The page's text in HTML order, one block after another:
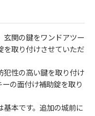
玄関の鍵をワンドアツー
を取り付けさせていただ
犯性の高い鍵を取り付け
の面付け補助錠を取り
本です。追加の城前に